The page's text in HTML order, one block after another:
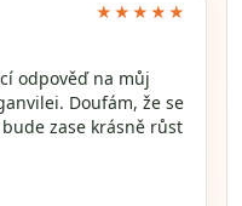
★★★★★
odpověď na můj
Doufám, že se
zase krásně růst